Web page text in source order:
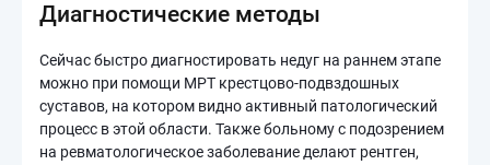
Диагностические методы
Сейчас быстро диагностировать недуг на раннем этапе
можно при помощи МРТ крестцово-подвздошных
суставов, на котором видно активный патологический
процесс в этой области. Также больному с подозрением
на ревматологическое заболевание делают рентген,